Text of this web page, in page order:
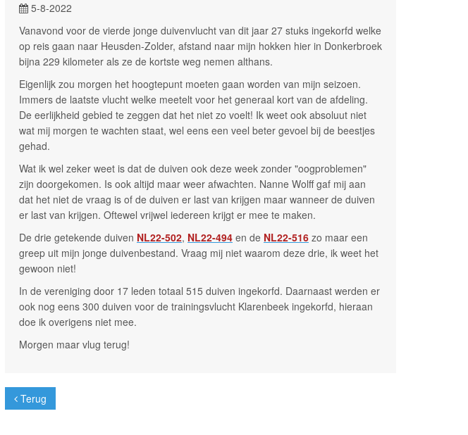
5-8-2022
Vanavond voor de vierde jonge duivenvlucht van dit jaar 27 stuks ingekorfd welke
op reis gaan naar Heusden-Zolder, afstand naar mijn hokken hier in Donkerbroek
bijna 229 kilometer als ze de kortste weg nemen althans.
Eigenlijk zou morgen het hoogtepunt moeten gaan worden van mijn seizoen.
Immers de laatste vlucht welke meetelt voor het generaal kort van de afdeling.
De eerlijkheid gebied te zeggen dat het niet zo voelt! Ik weet ook absoluut niet
wat mij morgen te wachten staat, wel eens een veel beter gevoel bij de beestjes
gehad.
Wat ik wel zeker weet is dat de duiven ook deze week zonder "oogproblemen"
zijn doorgekomen. Is ook altijd maar weer afwachten. Nanne Wolff gaf mij aan
dat het niet de vraag is of de duiven er last van krijgen maar wanneer de duiven
er last van krijgen. Oftewel vrijwel iedereen krijgt er mee te maken.
De drie getekende duiven NL22-502, NL22-494 en de NL22-516 zo maar een
greep uit mijn jonge duivenbestand. Vraag mij niet waarom deze drie, ik weet het
gewoon niet!
In de vereniging door 17 leden totaal 515 duiven ingekorfd. Daarnaast werden er
ook nog eens 300 duiven voor de trainingsvlucht Klarenbeek ingekorfd, hieraan
doe ik overigens niet mee.
Morgen maar vlug terug!
Terug